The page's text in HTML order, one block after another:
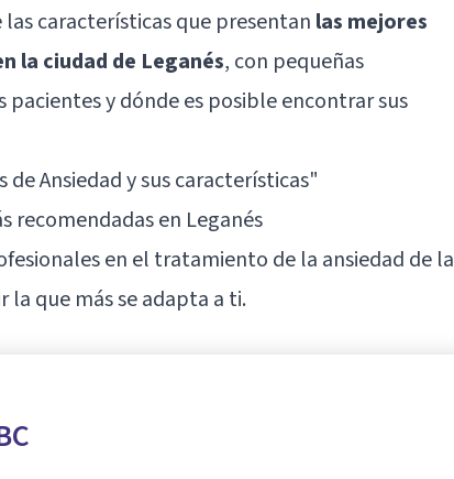
características que presentan las mejores
la ciudad de Leganés, con pequeñas
y dónde es posible encontrar sus
Ansiedad y sus características"
recomendadas en Leganés
en el tratamiento de la ansiedad de la
la que más se adapta a ti.